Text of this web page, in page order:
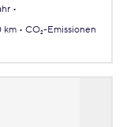
km
CO₂-Emissionen